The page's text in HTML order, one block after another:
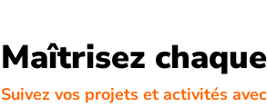
Maîtrisez
Suivez vos projets et activités